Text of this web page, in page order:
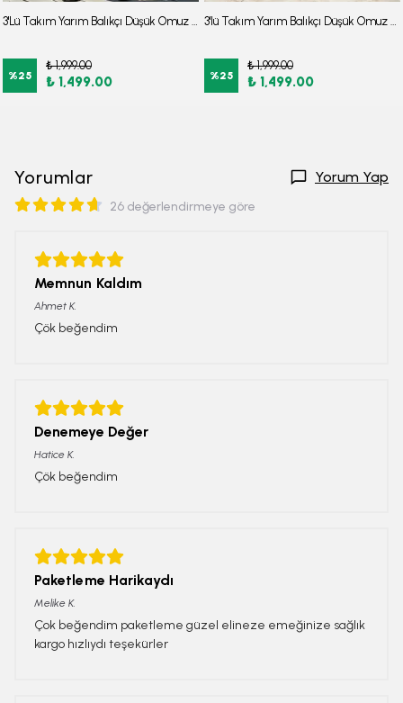
%25
₺ 1,999.00
₺ 1,499.00 %25
₺ 1,999.00
₺ 1,499.00
Yorumlar Yorum Yap
26 değerlendirmeye göre
Memnun Kaldım
Ahmet K.
Çök beğendim
Denemeye Değer
Hatice K.
Çök beğendim
Paketleme Harikaydı
Melike K.
Çok beğendim paketleme güzel elineze emeğinize sağlık
kargo hızlıydı teşekürler